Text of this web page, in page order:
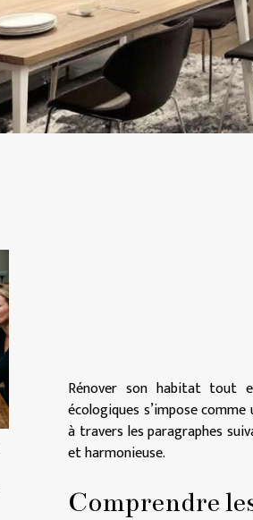
Rénover son habitat tout
écologiques s’impose
à travers les paragraphes
et harmonieuse.
Comprendre